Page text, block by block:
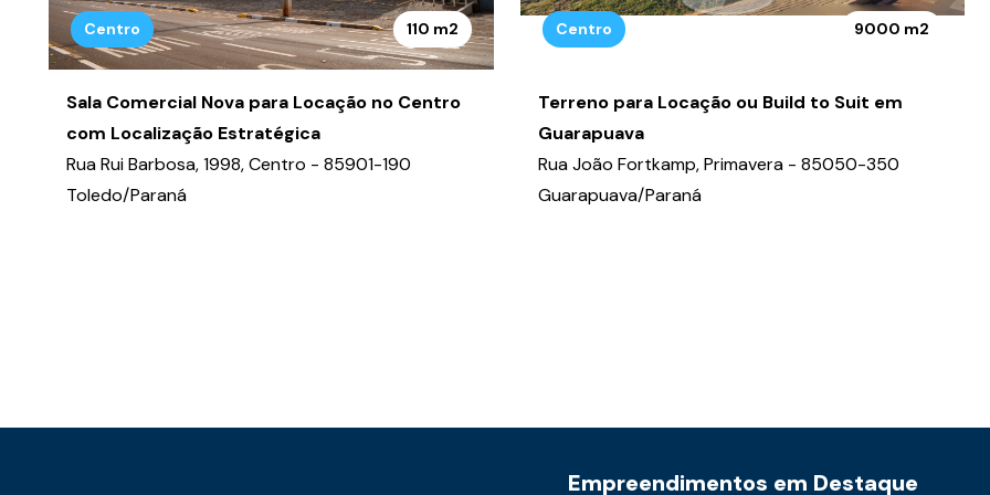
Centro 110 m2
Sala Comercial Nova para Locação no Centro
com Localização Estratégica
Rua Rui Barbosa, 1998, Centro - 85901-190
Toledo/Paraná
Centro 9000 m2
Terreno para Locação ou Build to Suit em
Guarapuava
Rua João Fortkamp, Primavera - 85050-350
Guarapuava/Paraná
Empreendimentos em Destaque